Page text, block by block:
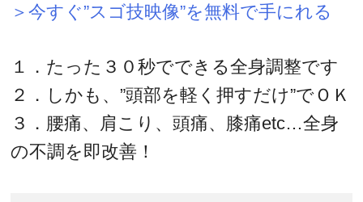
＞今すぐ”スゴ技映像”を無料で手にれる
１．たった３０秒でできる全身調整です
２．しかも、”頭部を軽く押すだけ”でＯＫ
３．腰痛、肩こり、頭痛、膝痛etc…全身
の不調を即改善！